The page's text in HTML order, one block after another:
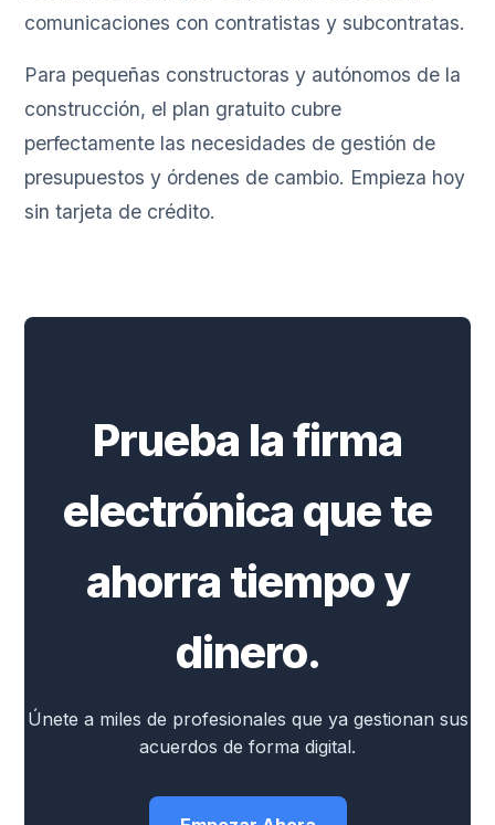
comunicaciones con contratistas y subcontratas.
Para pequeñas constructoras y autónomos de la
construcción, el plan gratuito cubre
perfectamente las necesidades de gestión de
presupuestos y órdenes de cambio. Empieza hoy
sin tarjeta de crédito.
Prueba la firma
electrónica que te
ahorra tiempo y
dinero.
Únete a miles de profesionales que ya gestionan sus
acuerdos de forma digital.